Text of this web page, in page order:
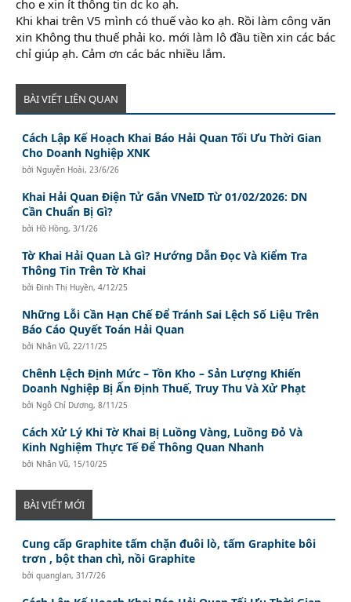
t
e
r
cho e xin ít thông tin dc ko ạh.
Khi khai trên V5 mình có thuế vào ko ạh. Rồi làm công văn
xin Không thu thuế phải ko. mới làm lô đầu tiền xin các bác
chỉ giúp ạh. Cảm ơn các bác nhiều lắm.
BÀI VIẾT LIÊN QUAN
Cách Lập Kế Hoạch Khai Báo Hải Quan Tối Ưu Thời Gian
Cho Doanh Nghiệp XNK
bởi Nguyễn Hoài, 23/6/26
Khai Hải Quan Điện Tử Gắn VNeID Từ 01/02/2026: DN
Cần Chuẩn Bị Gì?
bởi Hồ Hồng,3/1/26
Tờ Khai Hải Quan Là Gì? Hướng Dẫn Đọc Và Kiểm Tra
Thông Tin Trên Tờ Khai
bởiĐinh Thị Huyền,4/12/25
Những Lỗi Cần Hạn Chế Để Tránh Sai Lệch Số Liệu Trên
Báo Cáo Quyết Toán Hải Quan
bởi Nhân Vũ, 22/11/25
Chênh Lệch Định Mức – Tồn Kho – Sản Lượng Khiến
Doanh Nghiệp Bị Ấn Định Thuế, Truy Thu Và Xử Phạt
bởi Ngô Chí Dương,8/11/25
Cách Xử Lý Khi Tờ Khai Bị Luồng Vàng, Luồng Đỏ Và
Kinh Nghiệm Thực Tế Để Thông Quan Nhanh
bởi Nhân Vũ, 15/10/25
BÀI VIẾT MỚI
Cung cấp Graphite tấm chặn đuôi lò, tấm Graphite bôi
trơn , bột than chì, nồi Graphite
bởiquanglan,31/7/26